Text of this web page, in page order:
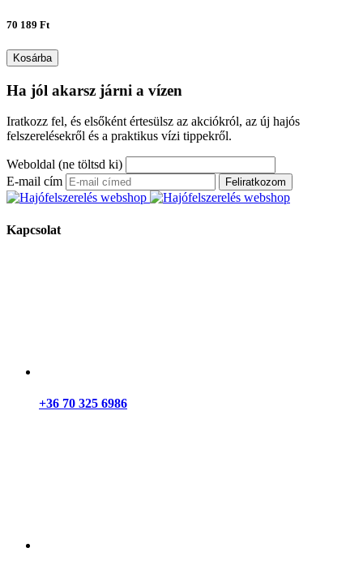
70 189 Ft
Kosárba
Ha jól akarsz járni a vízen
Iratkozz fel, és elsőként értesülsz az akciókról, az új hajós
felszerelésekről és a praktikus vízi tippekről.
Weboldal (ne töltsd ki)
E-mail cím
Feliratkozom
Kapcsolat
+36 70 325 6986